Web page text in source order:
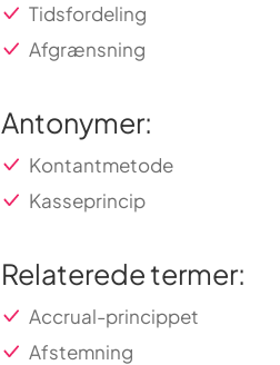
Tidsfordeling
Afgrænsning
Antonymer:
Kontantmetode
Kasseprincip
Relaterede termer:
Accrual-princippet
Afstemning